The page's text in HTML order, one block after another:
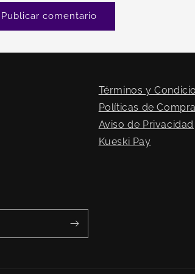
Términos y
Políticas de Compra
Aviso de Privacidad
Kueski Pay